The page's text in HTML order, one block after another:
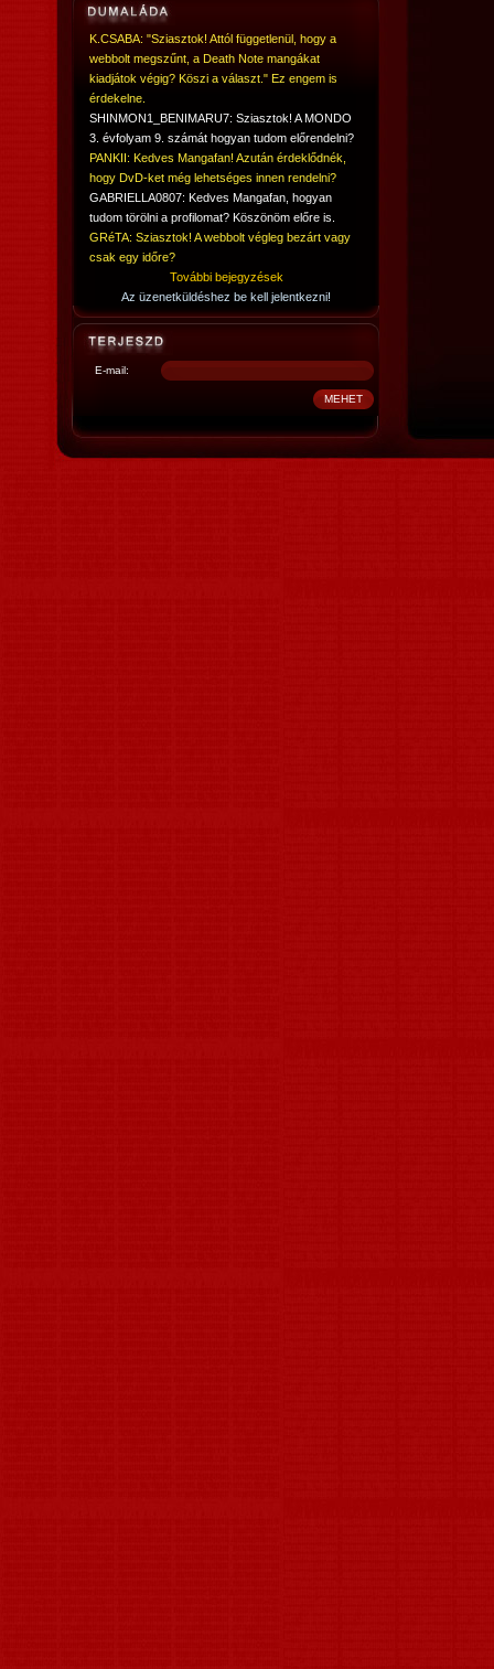
K.CSABA: "Sziasztok! Attól függetlenül, hogy a
webbolt megszűnt, a Death Note mangákat
kiadjátok végig? Köszi a választ." Ez engem is
érdekelne.
SHINMON1_BENIMARU7: Sziasztok! A MONDO
3. évfolyam 9. számát hogyan tudom előrendelni?
PANKII: Kedves Mangafan! Azután érdeklődnék,
hogy DvD-ket még lehetséges innen rendelni?
GABRIELLA0807: Kedves Mangafan, hogyan
tudom törölni a profilomat? Köszönöm előre is.
GRéTA: Sziasztok! A webbolt végleg bezárt vagy
csak egy időre?
További bejegyzések
Az üzenetküldéshez be kell jelentkezni!
E-mail: